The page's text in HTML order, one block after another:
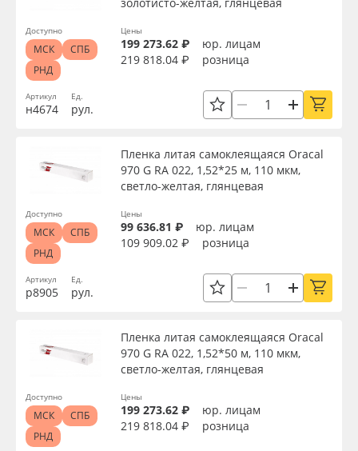
Артикул
н4674
Ед.
рул.
Цены
199 273.62 ₽
юр. лицам
219 818.04 ₽
розница
Доступно
МСК
СПБ
РНД
Артикул
р8905
Пленка литая самоклеящаяся Oracal
970 G RA 022, 1,52*25 м, 110 мкм,
светло-желтая, глянцевая
Ед.
рул.
Цены
99 636.81 ₽
юр. лицам
109 909.02 ₽
розница
Доступно
МСК
СПБ
РНД
Пленка литая самоклеящаяся Oracal
970 G RA 022, 1,52*50 м, 110 мкм,
светло-желтая, глянцевая
Цены
199 273.62 ₽
юр. лицам
219 818.04 ₽
розница
Доступно
МСК
СПБ
РНД